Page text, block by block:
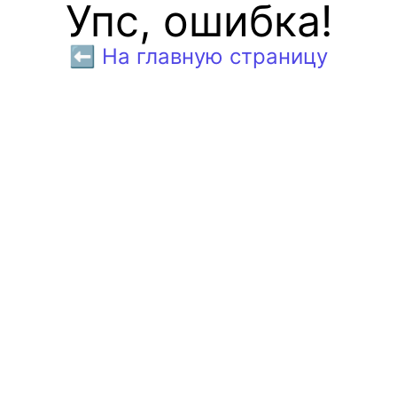
Упс, ошибка!
⬅️ На главную страницу